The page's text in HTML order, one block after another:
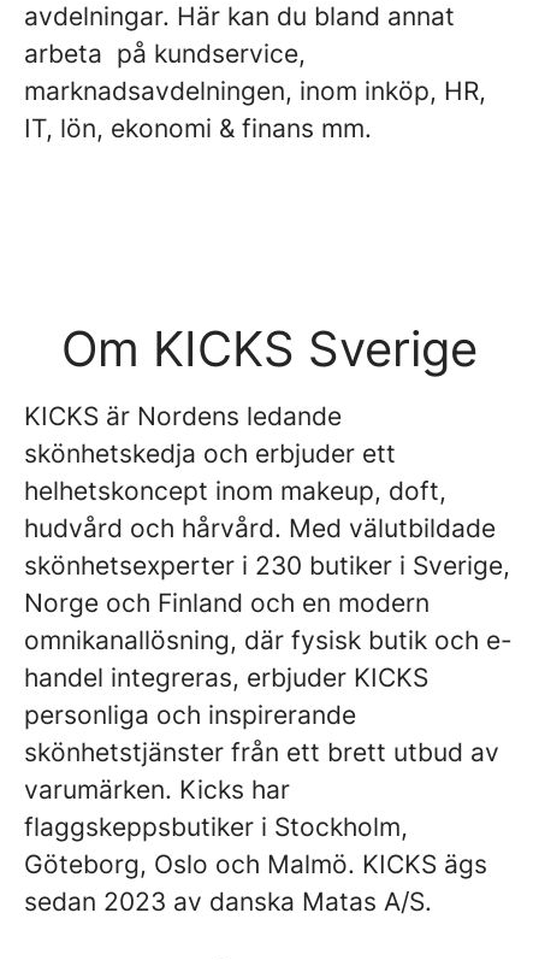
avdelningar. Här kan du bland annat
arbeta på kundservice,
marknadsavdelningen, inom inköp, HR,
IT, lön, ekonomi & finans mm.
Om KICKS Sverige
KICKS är Nordens ledande
skönhetskedja och erbjuder ett
helhetskoncept inom makeup, doft,
hudvård och hårvård. Med välutbildade
skönhetsexperter i 230 butiker i Sverige,
Norge och Finland och en modern
omnikanallösning, där fysisk butik och e-
handel integreras, erbjuder KICKS
personliga och inspirerande
skönhetstjänster från ett brett utbud av
varumärken. Kicks har
flaggskeppsbutiker i Stockholm,
Göteborg, Oslo och Malmö. KICKS ägs
sedan 2023 av danska Matas A/S.